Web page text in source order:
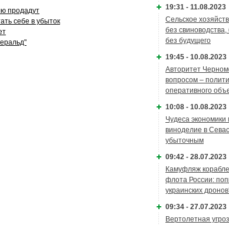
продадут
себе в убыток
19:31 - 11.08.2023
Сельское
без
без будущего
19:45 - 10.08.2023
Авторитет
вопросом –
оперативного
10:08 - 10.08.2023
Чудеса экономики
виноделие в
убыточным
09:42 - 28.07.2023
Камуфляж
флота России:
украинских
09:34 - 27.07.2023
Вертолетная